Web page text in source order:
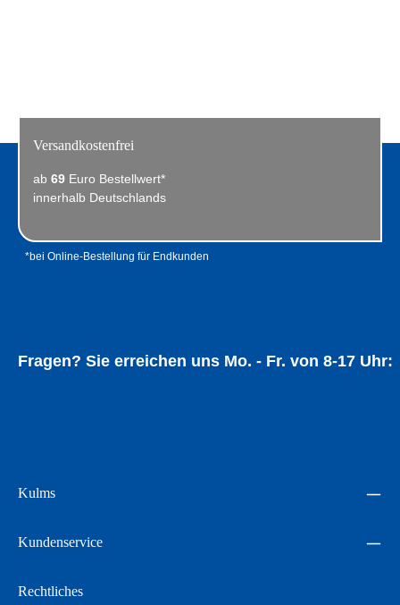
Fragen? Sie erreichen uns Mo. - Fr. von 8-17 Uhr:
Versandkostenfrei
ab 69 Euro Bestellwert*
innerhalb Deutschlands
*bei Online-Bestellung für Endkunden
Kulms
Kundenservice
Rechtliches